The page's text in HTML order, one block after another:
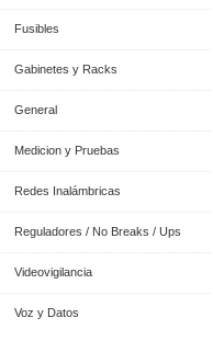
Fusibles
Gabinetes y Racks
General
Medicion y Pruebas
Redes Inalámbricas
Reguladores / No Breaks / Ups
Videovigilancia
Voz y Datos